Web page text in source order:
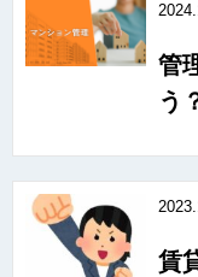
管
う
賃